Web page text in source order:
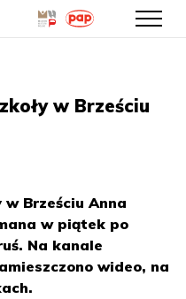
w Brześciu
Brześciu Anna
w piątek po
Na kanale
wideo, na